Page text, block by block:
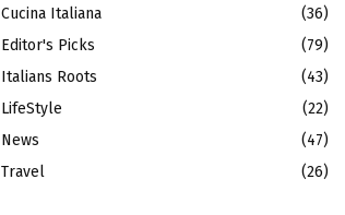
r
:
R
C
H
Cucina Italiana
(36)
Editor's Picks
(79)
Italians Roots
(43)
LifeStyle
(22)
News
(47)
Travel
(26)